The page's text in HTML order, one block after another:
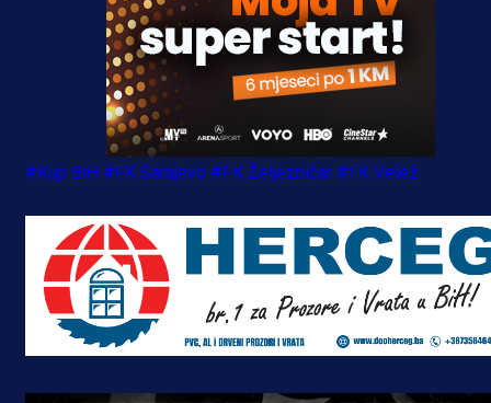
#Kup BiH #FK Sarajevo #FK Željezničar #FK Velež